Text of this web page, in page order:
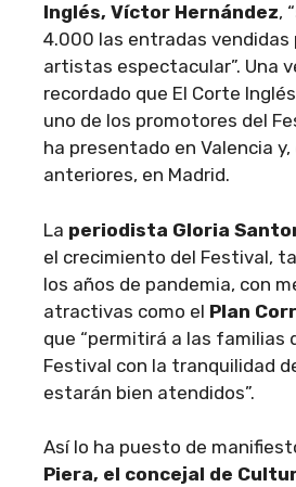
Inglés, Víctor Hernández,
4.000 las entradas vendidas
artistas espectacular”. Una
recordado que El Corte
uno de los promotores del
ha presentado en Valencia
anteriores, en Madrid.
La periodista Gloria
el crecimiento del Festival,
los años de pandemia, con
atractivas como el Plan
que “permitirá a las familias
Festival con la tranquilidad
estarán bien atendidos”.
Así lo ha puesto de
Piera, el concejal de